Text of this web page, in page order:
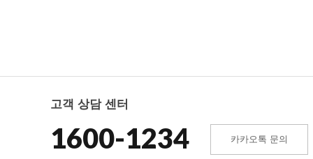
고객 상담 센터
1600-1234 카카오톡 문의